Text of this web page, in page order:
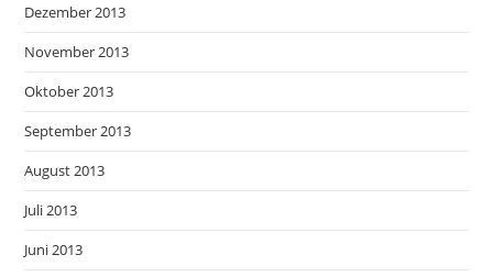
Dezember 2013
November 2013
Oktober 2013
September 2013
August 2013
Juli 2013
Juni 2013